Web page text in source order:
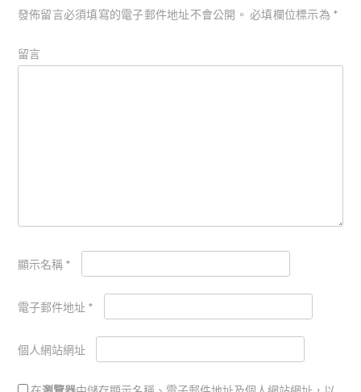
發佈留言必須填寫的電子郵件地址不會公開。 必填欄位標示為 *
留言
顯示名稱 *
電子郵件地址 *
個人網站網址